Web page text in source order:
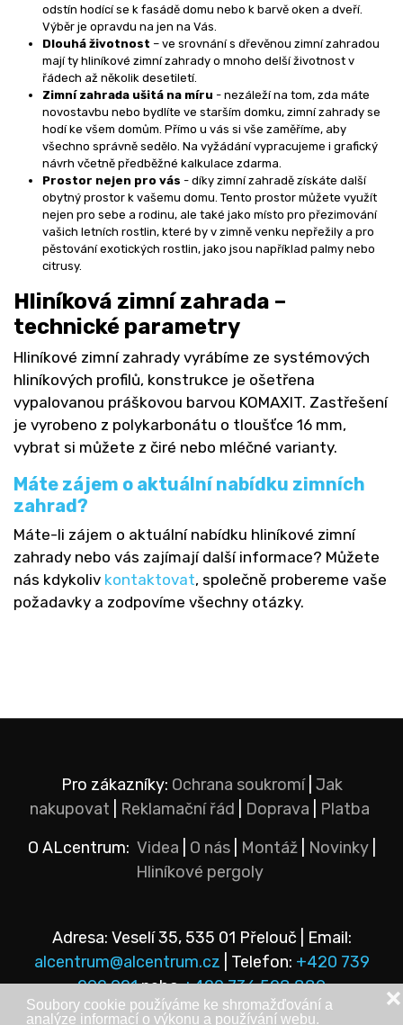
Soubory cookie používáme ke shromažďování a
analýze informací o výkonu a používání webu.
❌
odstín hodící se k fasádě domu nebo k barvě oken a dveří.
Výběr je opravdu na jen na Vás.
Dlouhá životnost – ve srovnání s dřevěnou zimní zahradou
mají ty hliníkové zimní zahrady o mnoho delší životnost v
řádech až několik desetiletí.
Zimní zahrada ušitá na míru - nezáleží na tom, zda máte
novostavbu nebo bydlíte ve starším domku, zimní zahrady se
hodí ke všem domům. Přímo u vás si vše zaměříme, aby
všechno správně sedělo. Na vyžádání vypracujeme i grafický
návrh včetně předběžné kalkulace zdarma.
Prostor nejen pro vás - díky zimní zahradě získáte další
obytný prostor k vašemu domu. Tento prostor můžete využít
nejen pro sebe a rodinu, ale také jako místo pro přezimování
vašich letních rostlin, které by v zimně venku nepřežily a pro
pěstování exotických rostlin, jako jsou například palmy nebo
citrusy.
Hliníková zimní zahrada –
technické parametry
Hliníkové zimní zahrady vyrábíme ze systémových
hliníkových profilů, konstrukce je ošetřena
vypalovanou práškovou barvou KOMAXIT. Zastřešení
je vyrobeno z polykarbonátu o tloušťce 16 mm,
vybrat si můžete z čiré nebo mléčné varianty.
Máte zájem o aktuální nabídku zimních
zahrad?
Máte-li zájem o aktuální nabídku hliníkové zimní
zahrady nebo vás zajímají další informace? Můžete
nás kdykoliv kontaktovat, společně probereme vaše
požadavky a zodpovíme všechny otázky.
Pro zákazníky: Ochrana soukromí| Jak
nakupovat
Reklamační řád Doprava
Platba
O ALcentrum: Videa O nás| Montáž| Novinky|
Hliníkové pergoly
Adresa: Veselí 35, 535 01 Přelouč | Email:
alcentrum@alcentrum.cz
| Telefon: +420 739
292 921nebo+420 736 528 889